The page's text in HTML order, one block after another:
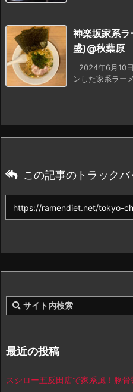
神楽坂家系
盛)@秋葉原
2024年6月10
ンした家系ラー
この記事のトラックバ
最近の投稿
スシロー五反田店で家系風！豚